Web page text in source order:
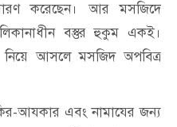
করেছেন। আর মসজিদে
বস্তুর হুকুম একই।
আসলে মসজিদ অপবিত্র
আযকার এবং নামাযের জন্য